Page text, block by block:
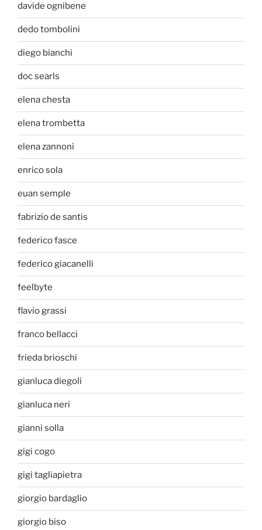
davide ognibene
dedo tombolini
diego bianchi
doc searls
elena chesta
elena trombetta
elena zannoni
enrico sola
euan semple
fabrizio de santis
federico fasce
federico giacanelli
feelbyte
flavio grassi
franco bellacci
frieda brioschi
gianluca diegoli
gianluca neri
gianni solla
gigi cogo
gigi tagliapietra
giorgio bardaglio
giorgio biso